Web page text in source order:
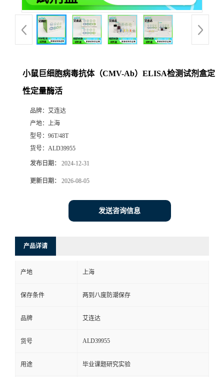
小鼠巨细胞病毒抗体（CMV-Ab）ELISA检测试剂盒定
性定量酶活
品牌： 艾连达
产地： 上海
型号： 96T/48T
货号： ALD39955
发布日期： 2024-12-31
更新日期： 2026-08-05
发送咨询信息
产品详请
产地 上海
保存条件 两到八度防潮保存
品牌 艾连达
货号 ALD39955
用途 毕业课题研究实验